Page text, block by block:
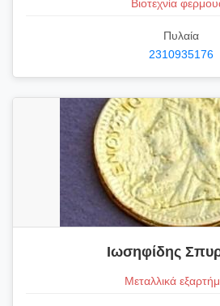
Βιοτεχνία
Πυλαία
2310935176
Ιωσηφίδης
Μεταλλικά